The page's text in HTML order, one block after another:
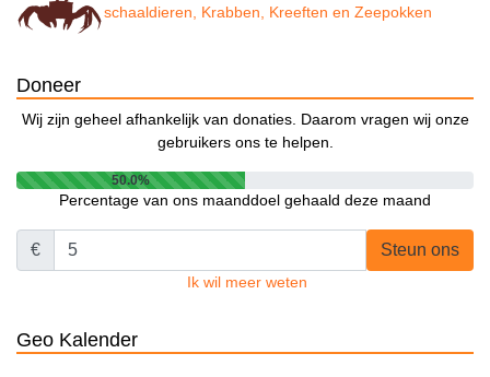
schaaldieren, Krabben, Kreeften en Zeepokken
Doneer
Wij zijn geheel afhankelijk van donaties. Daarom vragen wij onze
gebruikers ons te helpen.
50.0%
Percentage van ons maanddoel gehaald deze maand
€ Steun ons
Ik wil meer weten
Geo Kalender